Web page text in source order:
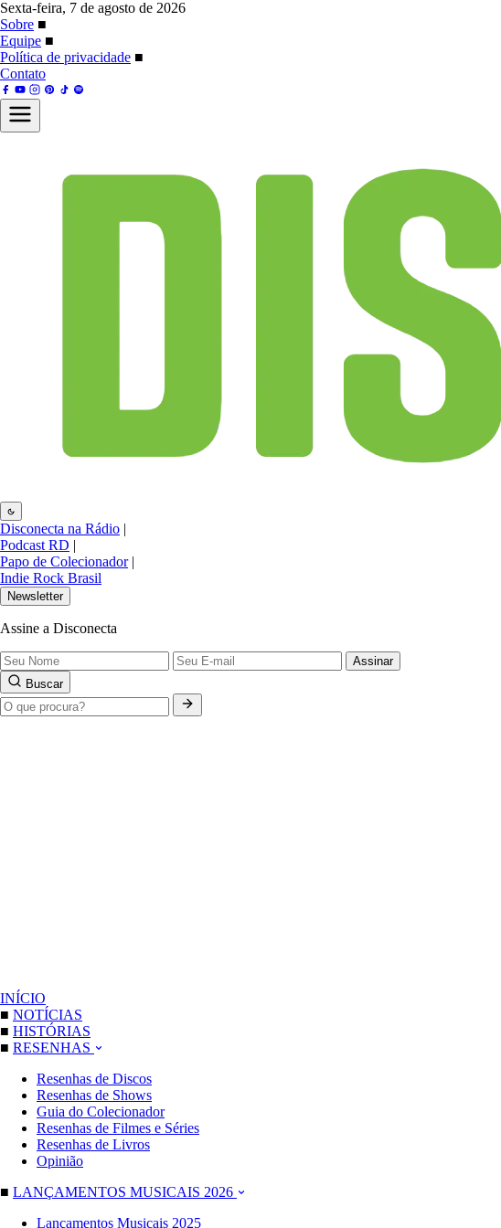
Sexta-feira, 7 de agosto de 2026
Sobre ■
Equipe ■
Política de privacidade ■
Contato
Disconecta na Rádio |
Podcast RD |
Papo de Colecionador |
Indie Rock Brasil
Newsletter
Assine a Disconecta
Assinar
Buscar
INÍCIO
■ NOTÍCIAS
■ HISTÓRIAS
■ RESENHAS
Resenhas de Discos
Resenhas de Shows
Guia do Colecionador
Resenhas de Filmes e Séries
Resenhas de Livros
Opinião
■ LANÇAMENTOS MUSICAIS 2026
Lançamentos Musicais 2025